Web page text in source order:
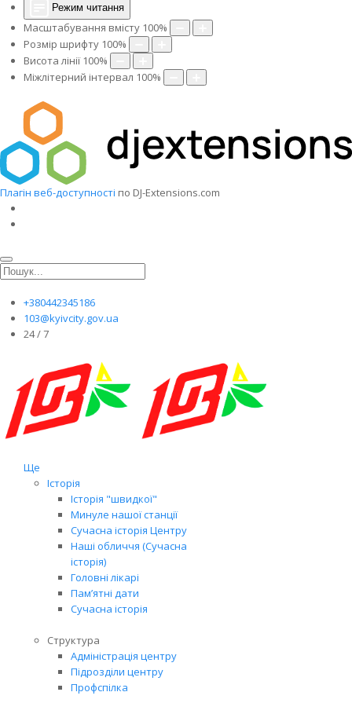
Режим читання
Масштабування вмісту 100%
Розмір шрифту 100%
Висота лінії 100%
Міжлітерний інтервал 100%
Плагін веб-доступності по DJ-Extensions.com
+380442345186
103@kyivcity.gov.ua
24 / 7
Ще
Історія
Історія "швидкої"
Минуле нашої станції
Сучасна історія Центру
Наші обличчя (Сучасна
історія)
Головні лікарі
Пам’ятні дати
Сучасна історія
Структура
Адміністрація центру
Підрозділи центру
Профспілка